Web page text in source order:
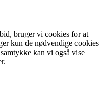
bruger vi cookies for at
kun de nødvendige cookies
kan vi også vise